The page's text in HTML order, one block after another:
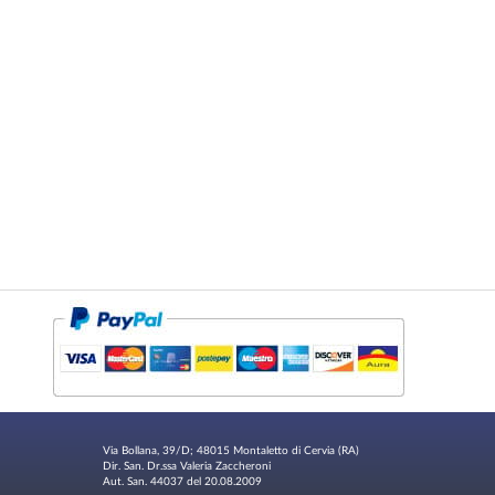
Via Bollana, 39/D; 48015 Montaletto di Cervia (RA)
Dir. San. Dr.ssa Valeria Zaccheroni
Aut. San. 44037 del 20.08.2009